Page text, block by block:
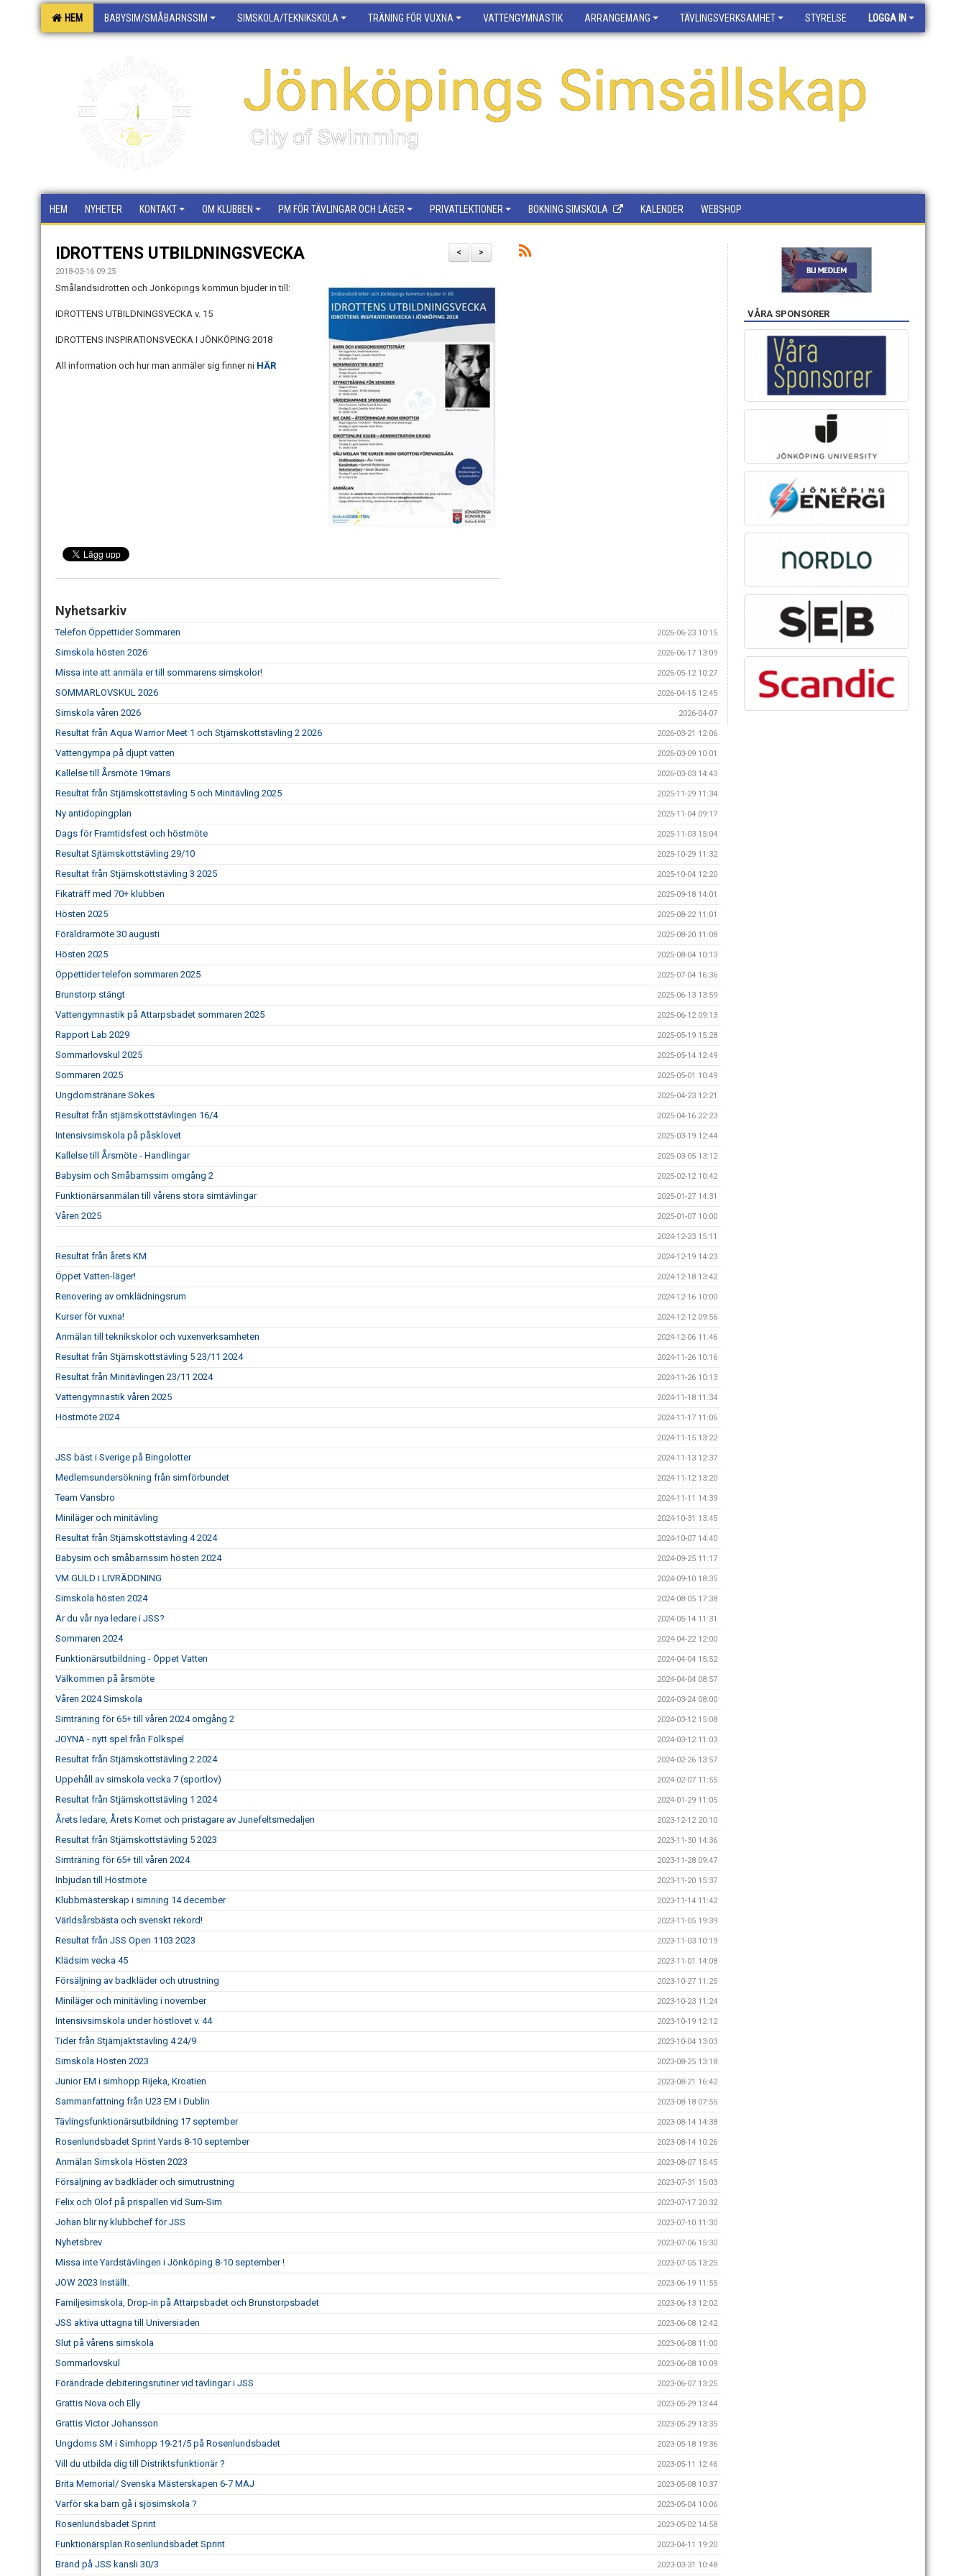
HEM BABYSIM/SMÅBARNSSIM SIMSKOLA/TEKNIKSKOLA TRÄNING FÖR VUXNA VATTENGYMNASTIK ARRANGEMANG TÄVLINGSVERKSAMHET STYRELSE LOGGA IN
Jönköpings Simsällskap
City of Swimming
HEM NYHETER KONTAKT OM KLUBBEN PM FÖR TÄVLINGAR OCH LÄGER PRIVATLEKTIONER BOKNING SIMSKOLA KALENDER WEBSHOP
>
<
IDROTTENS UTBILDNINGSVECKA
2018-03-16 09:25
Smålandsidrotten och Jönköpings kommun bjuder in till:
IDROTTENS UTBILDNINGSVECKA v. 15
IDROTTENS INSPIRATIONSVECKA I JÖNKÖPING 2018
All information och hur man anmäler sig finner ni HÄR
Nyhetsarkiv
Telefon Öppettider Sommaren 2026-06-23 10:15
Simskola hösten 2026 2026-06-17 13:09
Missa inte att anmäla er till sommarens simskolor! 2026-05-12 10:27
SOMMARLOVSKUL 2026 2026-04-15 12:45
Simskola våren 2026 2026-04-07
Resultat från Aqua Warrior Meet 1 och Stjärnskottstävling 2 2026 2026-03-21 12:06
Vattengympa på djupt vatten 2026-03-09 10:01
Kallelse till Årsmöte 19mars 2026-03-03 14:43
Resultat från Stjärnskottstävling 5 och Minitävling 2025 2025-11-29 11:34
Ny antidopingplan 2025-11-04 09:17
Dags för Framtidsfest och höstmöte 2025-11-03 15:04
Resultat Sjtärnskottstävling 29/10 2025-10-29 11:32
Resultat från Stjärnskottstävling 3 2025 2025-10-04 12:20
Fikaträff med 70+ klubben 2025-09-18 14:01
Hösten 2025 2025-08-22 11:01
Föräldrarmöte 30 augusti 2025-08-20 11:08
Hösten 2025 2025-08-04 10:13
Öppettider telefon sommaren 2025 2025-07-04 16:36
Brunstorp stängt 2025-06-13 13:59
Vattengymnastik på Attarpsbadet sommaren 2025 2025-06-12 09:13
Rapport Lab 2029 2025-05-19 15:28
Sommarlovskul 2025 2025-05-14 12:49
Sommaren 2025 2025-05-01 10:49
Ungdomstränare Sökes 2025-04-23 12:21
Resultat från stjärnskottstävlingen 16/4 2025-04-16 22:23
Intensivsimskola på påsklovet 2025-03-19 12:44
Kallelse till Årsmöte - Handlingar 2025-03-05 13:12
Babysim och Småbarnssim omgång 2 2025-02-12 10:42
Funktionärsanmälan till vårens stora simtävlingar 2025-01-27 14:31
Våren 2025 2025-01-07 10:00
2024-12-23 15:11
Resultat från årets KM 2024-12-19 14:23
Öppet Vatten-läger! 2024-12-18 13:42
Renovering av omklädningsrum 2024-12-16 10:00
Kurser för vuxna! 2024-12-12 09:56
Anmälan till teknikskolor och vuxenverksamheten 2024-12-06 11:46
Resultat från Stjärnskottstävling 5 23/11 2024 2024-11-26 10:16
Resultat från Minitävlingen 23/11 2024 2024-11-26 10:13
Vattengymnastik våren 2025 2024-11-18 11:34
Höstmöte 2024 2024-11-17 11:06
2024-11-15 13:22
JSS bäst i Sverige på Bingolotter 2024-11-13 12:37
Medlemsundersökning från simförbundet 2024-11-12 13:20
Team Vansbro 2024-11-11 14:39
Miniläger och minitävling 2024-10-31 13:45
Resultat från Stjärnskottstävling 4 2024 2024-10-07 14:40
Babysim och småbarnssim hösten 2024 2024-09-25 11:17
VM GULD i LIVRÄDDNING 2024-09-10 18:35
Simskola hösten 2024 2024-08-05 17:38
Är du vår nya ledare i JSS? 2024-05-14 11:31
Sommaren 2024 2024-04-22 12:00
Funktionärsutbildning - Öppet Vatten 2024-04-04 15:52
Välkommen på årsmöte 2024-04-04 08:57
Våren 2024 Simskola 2024-03-24 08:00
Simträning för 65+ till våren 2024 omgång 2 2024-03-12 15:08
JOYNA - nytt spel från Folkspel 2024-03-12 11:03
Resultat från Stjärnskottstävling 2 2024 2024-02-26 13:57
Uppehåll av simskola vecka 7 (sportlov) 2024-02-07 11:55
Resultat från Stjärnskottstävling 1 2024 2024-01-29 11:05
Årets ledare, Årets Komet och pristagare av Junefeltsmedaljen 2023-12-12 20:10
Resultat från Stjärnskottstävling 5 2023 2023-11-30 14:36
Simträning för 65+ till våren 2024 2023-11-28 09:47
Inbjudan till Höstmöte 2023-11-20 15:37
Klubbmästerskap i simning 14 december 2023-11-14 11:42
Världsårsbästa och svenskt rekord! 2023-11-05 19:39
Resultat från JSS Open 1103 2023 2023-11-03 10:19
Klädsim vecka 45 2023-11-01 14:08
Försäljning av badkläder och utrustning 2023-10-27 11:25
Miniläger och minitävling i november 2023-10-23 11:24
Intensivsimskola under höstlovet v. 44 2023-10-19 12:12
Tider från Stjärnjaktstävling 4 24/9 2023-10-04 13:03
Simskola Hösten 2023 2023-08-25 13:18
Junior EM i simhopp Rijeka, Kroatien 2023-08-21 16:42
Sammanfattning från U23 EM i Dublin 2023-08-18 07:55
Tävlingsfunktionärsutbildning 17 september 2023-08-14 14:38
Rosenlundsbadet Sprint Yards 8-10 september 2023-08-14 10:26
Anmälan Simskola Hösten 2023 2023-08-07 15:45
Försäljning av badkläder och simutrustning 2023-07-31 15:03
Felix och Olof på prispallen vid Sum-Sim 2023-07-17 20:32
Johan blir ny klubbchef för JSS 2023-07-10 11:30
Nyhetsbrev 2023-07-06 15:30
Missa inte Yardstävlingen i Jönköping 8-10 september ! 2023-07-05 13:25
JOW 2023 Inställt. 2023-06-19 11:55
Familjesimskola, Drop-in på Attarpsbadet och Brunstorpsbadet 2023-06-13 12:02
JSS aktiva uttagna till Universiaden 2023-06-08 12:42
Slut på vårens simskola 2023-06-08 11:00
Sommarlovskul 2023-06-08 10:09
Förändrade debiteringsrutiner vid tävlingar i JSS 2023-06-07 13:25
Grattis Nova och Elly 2023-05-29 13:44
Grattis Victor Johansson 2023-05-29 13:35
Ungdoms SM i Simhopp 19-21/5 på Rosenlundsbadet 2023-05-18 19:36
Vill du utbilda dig till Distriktsfunktionär ? 2023-05-11 12:46
Brita Memorial/ Svenska Mästerskapen 6-7 MAJ 2023-05-08 10:37
Varför ska barn gå i sjösimskola ? 2023-05-04 10:06
Rosenlundsbadet Sprint 2023-05-02 14:58
Funktionärsplan Rosenlundsbadet Sprint 2023-04-11 19:20
Brand på JSS kansli 30/3 2023-03-31 10:48
VÅRA SPONSORER